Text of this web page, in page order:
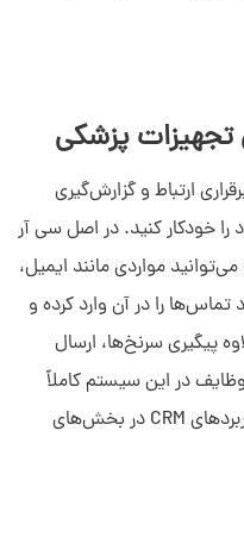
ارتباط و گزارش‌گیری
را خودکار کنید. در اصل سی آر
مواردی مانند ایمیل،
را در آن وارد کرده و
پیگیری سرنخ‌ها، ارسال
در این سیستم کاملاً
اتوماتیک انجام می‌شود. اصلی‌ترین کاربردهای CRM در بخش‌های